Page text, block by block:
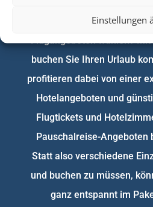
Einstellungen
sich aber nicht durch das
Flugangeboten wühlen?
buchen Sie Ihren Urlaub
profitieren dabei von einer
Hotelangeboten und
Flugtickets und
Pauschalreise-
Statt also verschiedene
und buchen zu müssen,
ganz entspannt im